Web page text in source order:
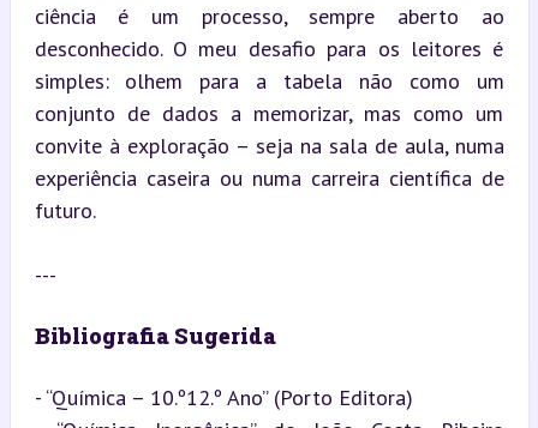
ciência é um processo, sempre aberto ao
desconhecido. O meu desafio para os leitores é
simples: olhem para a tabela não como um
conjunto de dados a memorizar, mas como um
convite à exploração – seja na sala de aula, numa
experiência caseira ou numa carreira científica de
futuro.
---
Bibliografia Sugerida
- “Química – 10.º12.º Ano” (Porto Editora)